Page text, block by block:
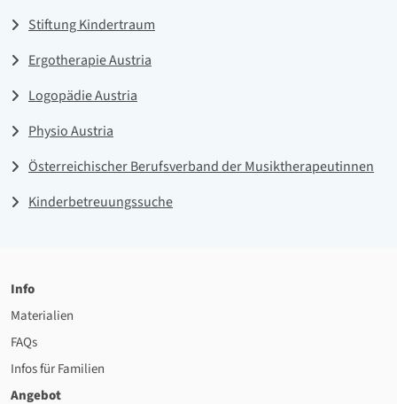
Stiftung Kindertraum
Ergotherapie Austria
Logopädie Austria
Physio Austria
Österreichischer Berufsverband der Musiktherapeutinnen
Kinderbetreuungssuche
Info
Materialien
FAQs
Infos für Familien
Angebot